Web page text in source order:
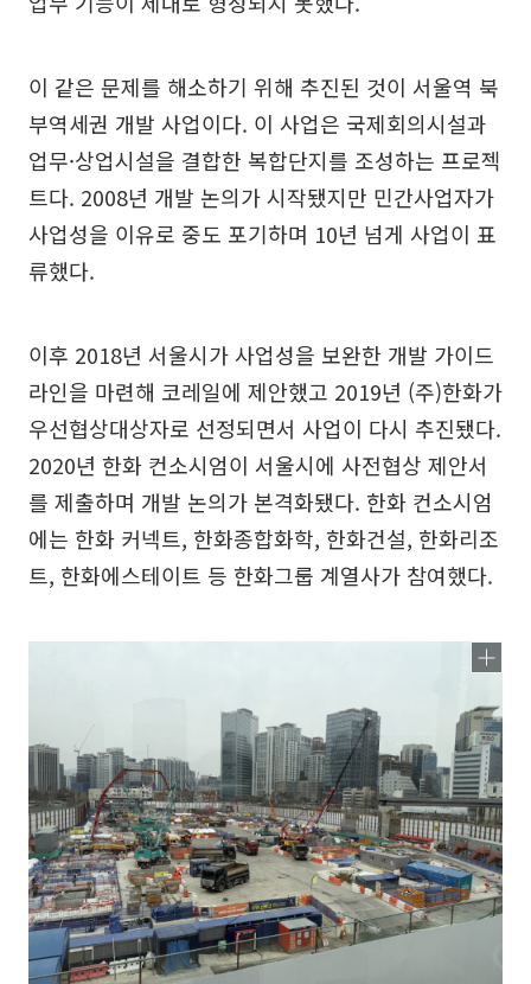
이 같은 문제를 해소하기 위해 추진된 것이 서울역 북
부역세권 개발 사업이다. 이 사업은 국제회의시설과
업무·상업시설을 결합한 복합단지를 조성하는 프로젝
트다. 2008년 개발 논의가 시작됐지만 민간사업자가
사업성을 이유로 중도 포기하며 10년 넘게 사업이 표
류했다.
이후 2018년 서울시가 사업성을 보완한 개발 가이드
라인을 마련해 코레일에 제안했고 2019년 (주)한화가
우선협상대상자로 선정되면서 사업이 다시 추진됐다.
2020년 한화 컨소시엄이 서울시에 사전협상 제안서
를 제출하며 개발 논의가 본격화됐다. 한화 컨소시엄
에는 한화 커넥트, 한화종합화학, 한화건설, 한화리조
트, 한화에스테이트 등 한화그룹 계열사가 참여했다.